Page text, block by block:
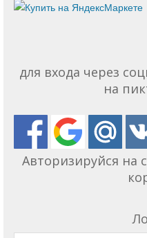
для входа через
на
Авторизируйся на